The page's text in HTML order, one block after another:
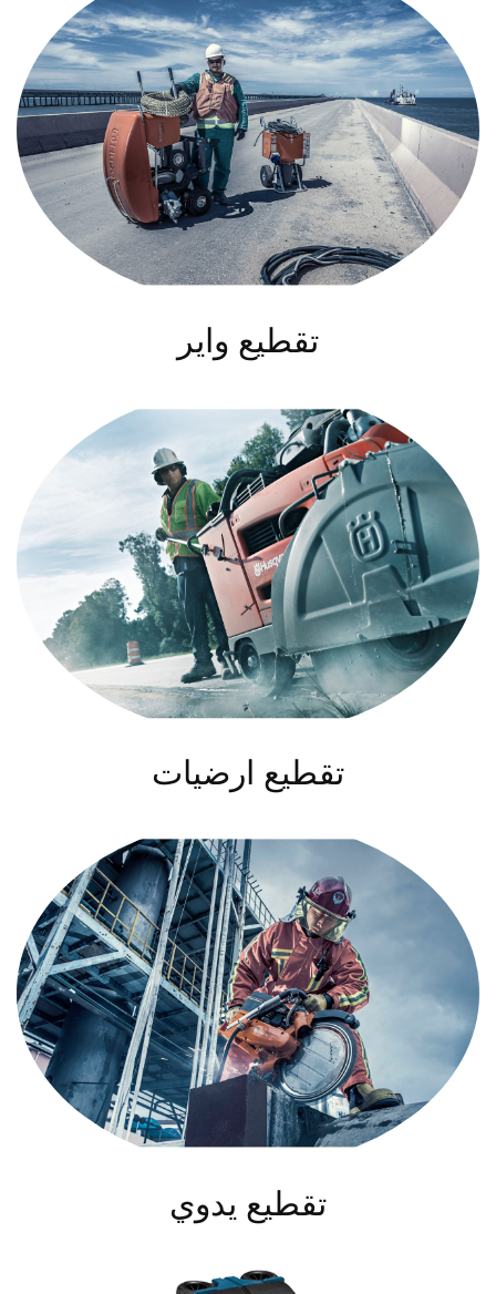
تقطيع واير
تقطيع ارضيات
تقطيع يدوي